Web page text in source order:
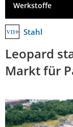
Werkstoffe
Stahl
Leopard
Markt für